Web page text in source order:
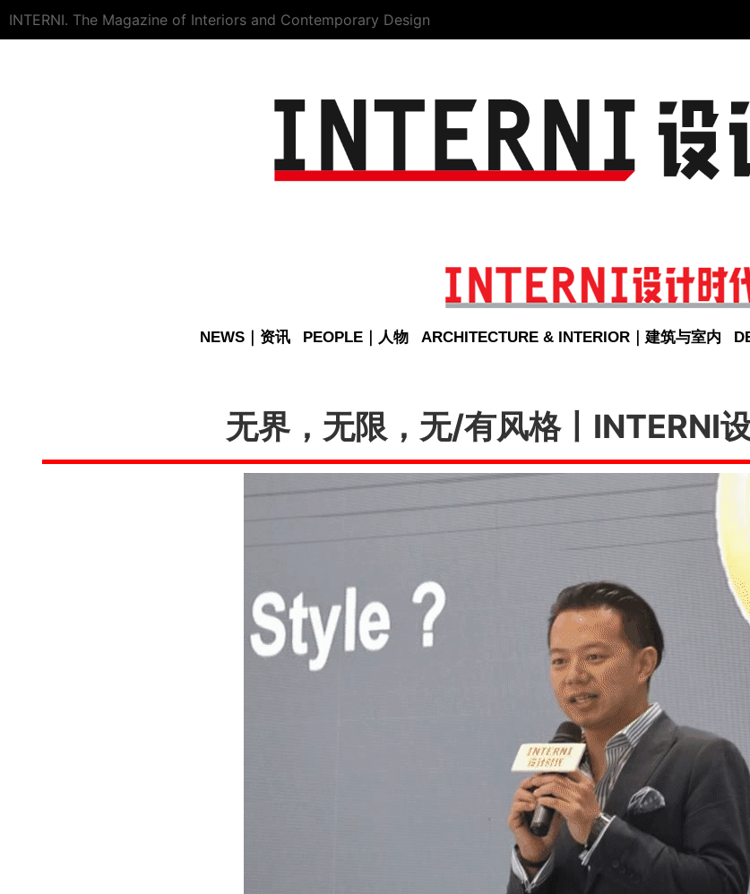
INTERNI. The Magazine of Interiors and Contemporary Design
NEWS｜资讯 PEOPLE｜人物 ARCHITECTURE & INTERIOR｜建筑与室内
无界，无限，无/有风格丨INTERNI